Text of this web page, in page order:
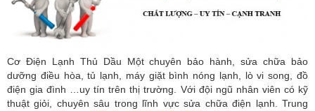
Cơ Điện Lạnh Thủ Dầu Một chuyên bảo hành, sửa chữa bảo
dưỡng điều hòa, tủ lạnh, máy giặt bình nóng lạnh, lò vi song, đồ
điện gia đình …uy tín trên thị trường. Với đội ngũ nhân viên có kỹ
thuật giỏi, chuyên sâu trong lĩnh vực sửa chữa điện lạnh. Trung